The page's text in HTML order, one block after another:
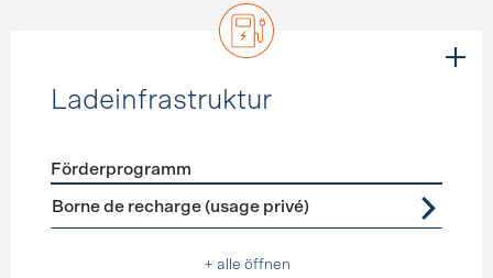
Ladeinfrastruktur
Förderprogramme Ladeinfrastruktur
Förderprogramm
Borne de recharge (usage privé)
+ alle öffnen